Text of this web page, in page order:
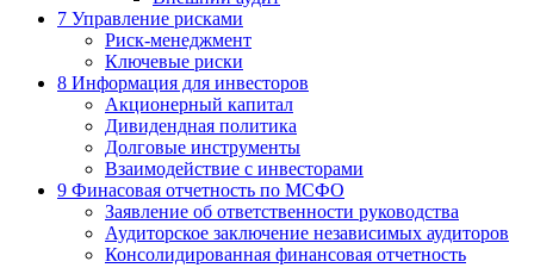
7 Управление рисками
Риск-менеджмент
Ключевые риски
8 Информация для инвесторов
Акционерный капитал
Дивидендная политика
Долговые инструменты
Взаимодействие с инвеcторами
9 Финасовая отчетность по МСФО
Заявление об ответственности руководства
Аудиторское заключение независимых аудиторов
Консолидированная финансовая отчетность